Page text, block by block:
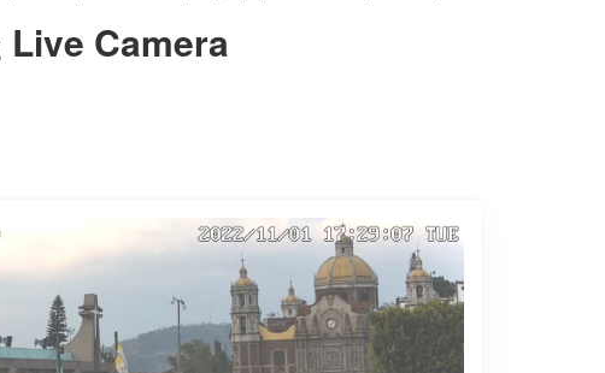
Camera